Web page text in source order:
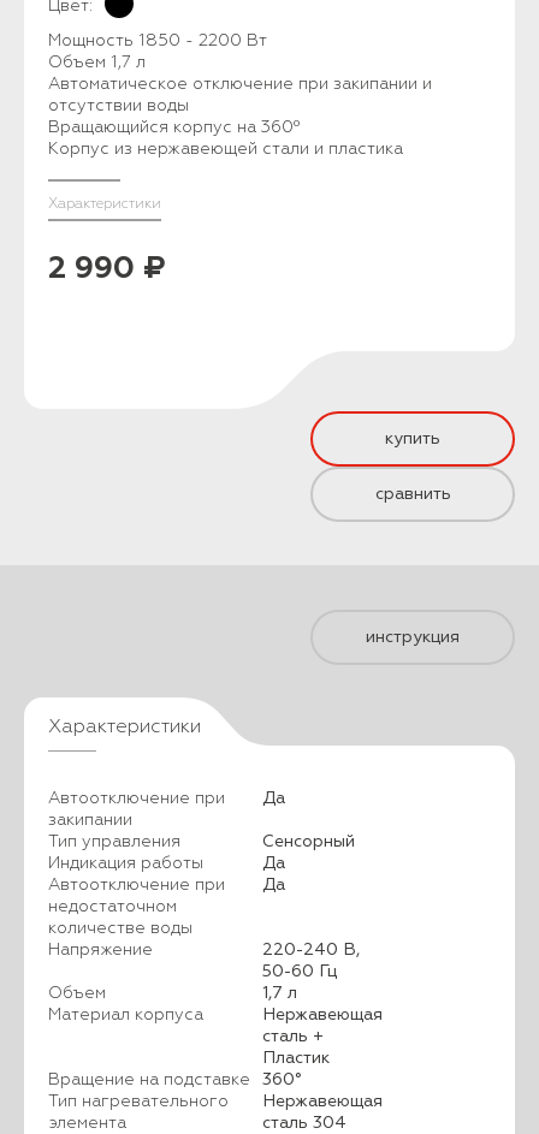
Цвет:
Мощность 1850 - 2200 Вт
Объем 1,7 л
Автоматическое отключение при закипании и
отсутствии воды
Вращающийся корпус на 360⁰
Корпус из нержавеющей стали и пластика
Характеристики
2 990 ₽
купить
сравнить
инструкция
Характеристики
Автоотключение при
закипании
Да
Тип управления
Сенсорный
Индикация работы
Да
Автоотключение при
недостаточном
количестве воды
Да
Напряжение
220-240 В,
50-60 Гц
Объем
1,7 л
Материал корпуса
Нержавеющая
сталь +
Пластик
Вращение на подставке
360°
Тип нагревательного
элемента
Нержавеющая
сталь 304